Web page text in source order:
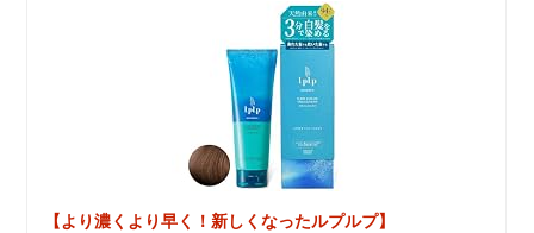
【より濃くより早く！新しくなったルプルプ】